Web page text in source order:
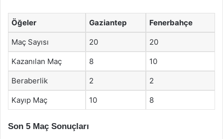
Öğeler Gaziantep Fenerbahçe
Maç Sayısı 20 20
Kazanılan Maç 8 10
Beraberlik 2 2
Kayıp Maç 10 8
Son 5 Maç Sonuçları